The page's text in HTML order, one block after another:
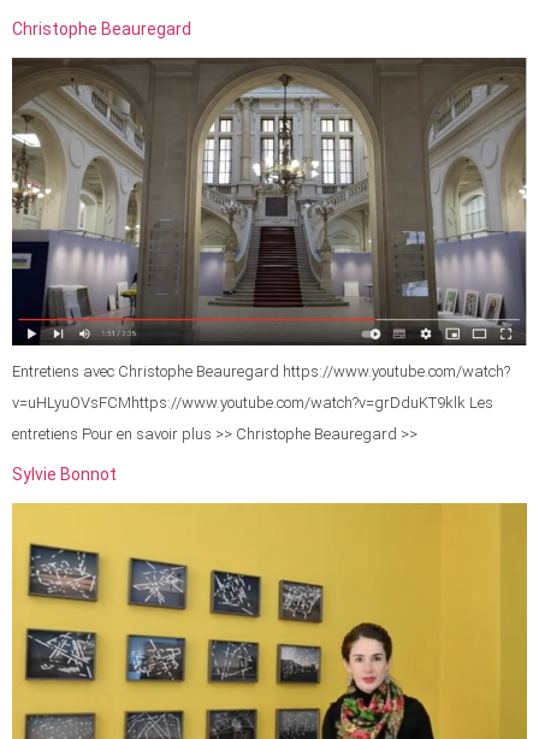
Christophe Beauregard
Entretiens avec Christophe Beauregard https://www.youtube.com/watch?
v=uHLyuOVsFCMhttps://www.youtube.com/watch?v=grDduKT9klk Les
entretiens Pour en savoir plus >> Christophe Beauregard >>
Sylvie Bonnot